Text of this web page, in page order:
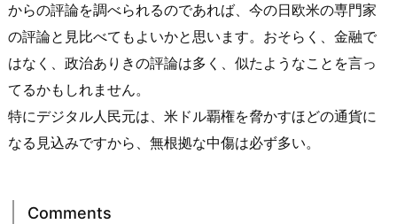
からの評論を調べられるのであれば、今の日欧米の専門家
の評論と見比べてもよいかと思います。おそらく、金融で
はなく、政治ありきの評論は多く、似たようなことを言っ
てるかもしれません。
特にデジタル人民元は、米ドル覇権を脅かすほどの通貨に
なる見込みですから、無根拠な中傷は必ず多い。
Comments